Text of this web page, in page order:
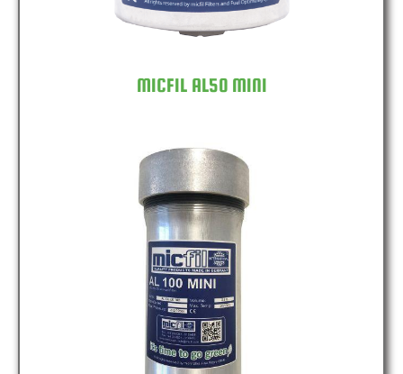
MICFIL AL50 MINI
MICFIL AL100 MINI